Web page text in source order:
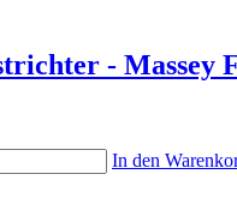
- Massey
In den